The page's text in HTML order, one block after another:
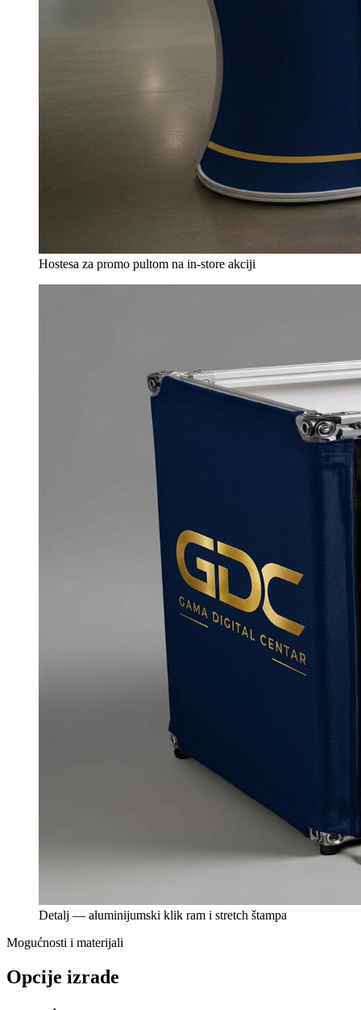
Hostesa za promo pultom na in-store akciji
Detalj — aluminijumski klik ram i stretch štampa
Mogućnosti i materijali
Opcije izrade